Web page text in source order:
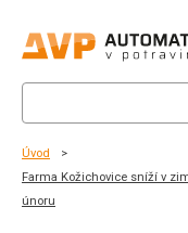
Úvod
Farma Kožichovice sníží v
únoru